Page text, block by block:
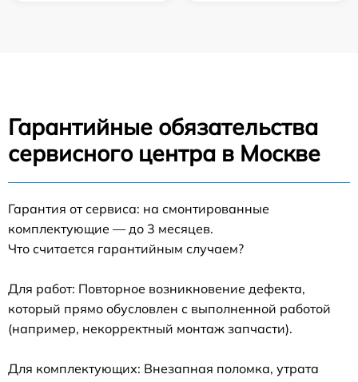
Гарантийные обязательства
сервисного центра в Москве
Гарантия от сервиса: на смонтированные
комплектующие — до 3 месяцев.
Что считается гарантийным случаем?
Для работ: Повторное возникновение дефекта,
который прямо обусловлен с выполненной работой
(например, некорректный монтаж запчасти).
Для комплектующих: Внезапная поломка, утрата